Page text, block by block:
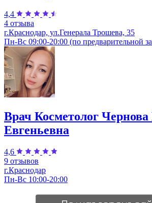
4,4
4 отзыва
г.Краснодар, ул.Генерала Трошева, 35
Пн-Вс 09:00-20:00 (по предварительной
Врач Косметолог
Евгеньевна
4,6
9 отзывов
г.Краснодар
Пн-Вс 10:00-20:00